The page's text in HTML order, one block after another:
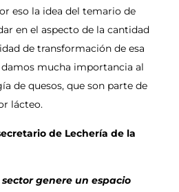
eso la idea del temario de
en el aspecto de la cantidad
de transformación de esa
mucha importancia al
de quesos, que son parte de
lácteo.
de Lechería de la
genere un espacio